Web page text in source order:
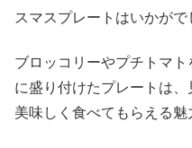
スマスプレートはいかがで
ブロッコリーやプチトマ
に盛り付けたプレートは
美味しく食べてもらえる魅